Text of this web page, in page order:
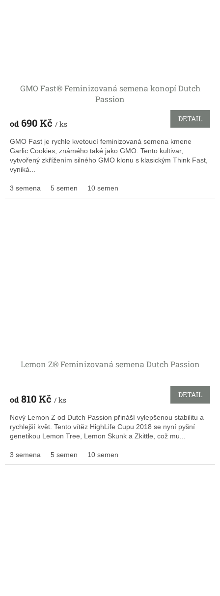
GMO Fast® Feminizovaná semena konopí Dutch
Passion
od690 Kč / ks
DETAIL
GMO Fast je rychle kvetoucí feminizovaná semena kmene
Garlic Cookies, známého také jako GMO. Tento kultivar,
vytvořený zkřížením silného GMO klonu s klasickým Think Fast,
vyniká...
3 semena 5 semen 10 semen
Lemon Z® Feminizovaná semena Dutch Passion
od 810 Kč / ks
DETAIL
Nový Lemon Z od Dutch Passion přináší vylepšenou stabilitu a
rychlejší květ. Tento vítěz HighLife Cupu 2018 se nyní pyšní
genetikou Lemon Tree, Lemon Skunk a Zkittle, což mu...
3 semena 5 semen 10 semen